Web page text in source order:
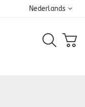
Nederlands